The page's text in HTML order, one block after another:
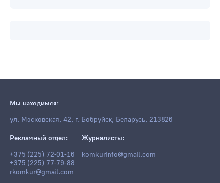
Мы находимся:
ул. Московская, 42, г. Бобруйск, Беларусь, 213826
Рекламный отдел:
+375 (225) 72-01-16
+375 (225) 77-79-88
rkomkur@gmail.com
Журналисты:
komkurinfo@gmail.com